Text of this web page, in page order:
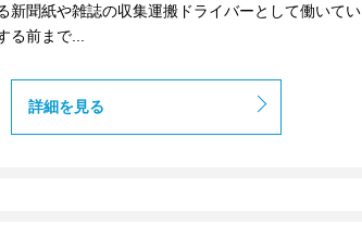
新聞紙や雑誌の収集運搬ドライバーとして働いてい
る前まで...
詳細を見る